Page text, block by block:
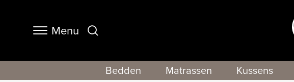
Navigation
Menu
Bedden Matrassen Kussens